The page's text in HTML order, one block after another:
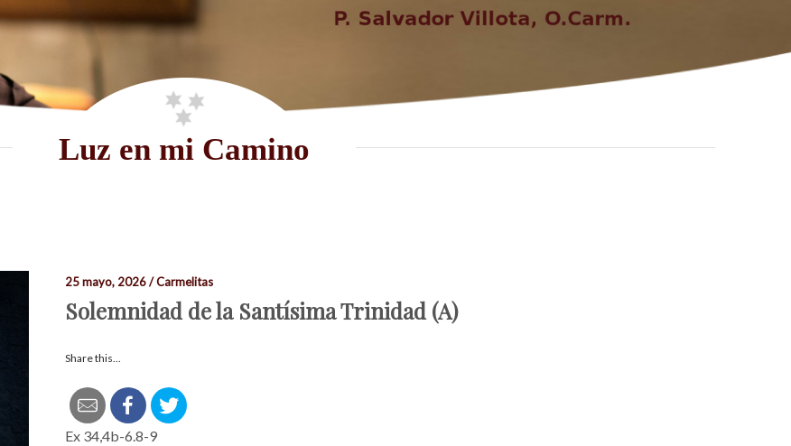
Luz en mi Camino
25 mayo, 2026 / Carmelitas
Solemnidad de la Santísima Trinidad (A)
Share this...
Ex 34,4b-6.8-9